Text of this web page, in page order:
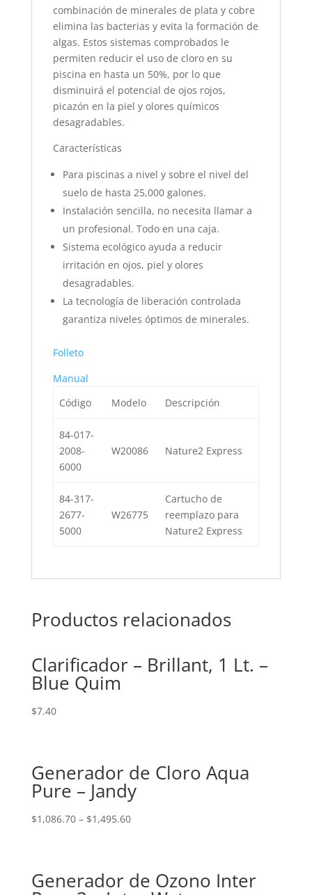
combinación de minerales de plata y cobre
elimina las bacterias y evita la formación de
algas. Estos sistemas comprobados le
permiten reducir el uso de cloro en su
piscina en hasta un 50%, por lo que
disminuirá el potencial de ojos rojos,
picazón en la piel y olores químicos
desagradables.
Características
Para piscinas a nivel y sobre el nivel del
suelo de hasta 25,000 galones.
Instalación sencilla, no necesita llamar a
un profesional. Todo en una caja.
Sistema ecológico ayuda a reducir
irritación en ojos, piel y olores
desagradables.
La tecnología de liberación controlada
garantiza niveles óptimos de minerales.
Folleto
Manual
Código
Modelo Descripción
84-017-
2008-
6000
W20086 Nature2 Express
84-317-
2677-
5000
W26775
Cartucho de
reemplazo para
Nature2 Express
Productos relacionados
Clarificador – Brillant, 1 Lt. –
Blue Quim
$7.40
Generador de Cloro Aqua
Pure – Jandy
$1,086.70– $1,495.60
Generador de Ozono Inter